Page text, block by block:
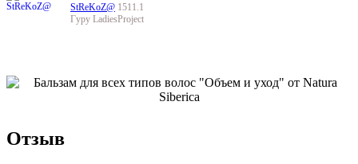
StReKoZ@ 1511.1
Гуру LadiesProject
Отзыв